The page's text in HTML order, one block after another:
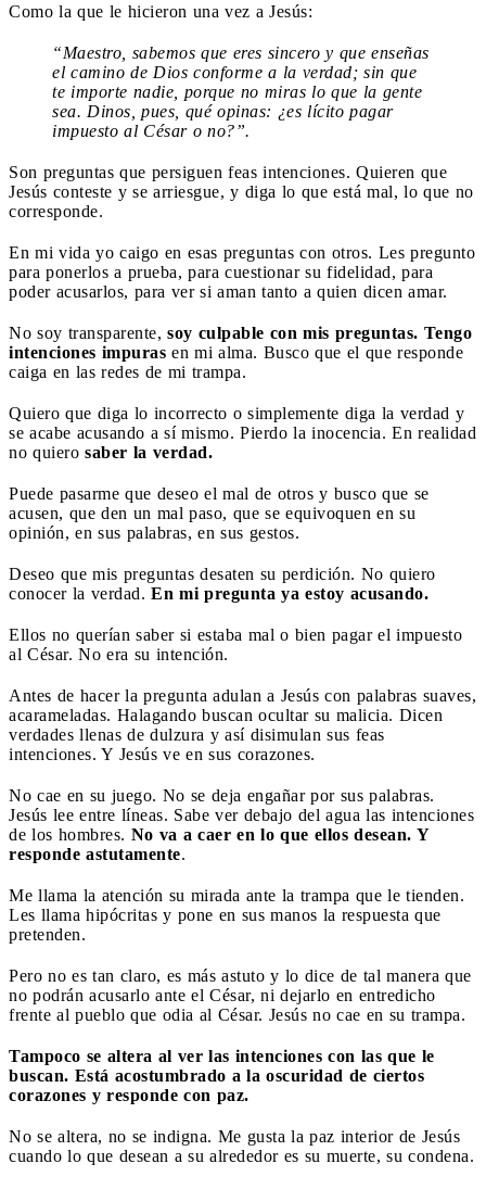
Como la que le hicieron una vez a Jesús:
“Maestro, sabemos que eres sincero y que enseñas
el camino de Dios conforme a la verdad; sin que
te importe nadie, porque no miras lo que la gente
sea. Dinos, pues, qué opinas: ¿es lícito pagar
impuesto al César o no?”.
Son preguntas que persiguen feas intenciones. Quieren que
Jesús conteste y se arriesgue, y diga lo que está mal, lo que no
corresponde.
En mi vida yo caigo en esas preguntas con otros. Les pregunto
para ponerlos a prueba, para cuestionar su fidelidad, para
poder acusarlos, para ver si aman tanto a quien dicen amar.
No soy transparente, soy culpable con mis preguntas. Tengo
intenciones impuras en mi alma. Busco que el que responde
caiga en las redes de mi trampa.
Quiero que diga lo incorrecto o simplemente diga la verdad y
se acabe acusando a sí mismo. Pierdo la inocencia. En realidad
no quiero saber la verdad.
Puede pasarme que deseo el mal de otros y busco que se
acusen, que den un mal paso, que se equivoquen en su
opinión, en sus palabras, en sus gestos.
Deseo que mis preguntas desaten su perdición. No quiero
conocer la verdad. En mi pregunta ya estoy acusando.
Ellos no querían saber si estaba mal o bien pagar el impuesto
al César. No era su intención.
Antes de hacer la pregunta adulan a Jesús con palabras suaves,
acarameladas. Halagando buscan ocultar su malicia. Dicen
verdades llenas de dulzura y así disimulan sus feas
intenciones. Y Jesús ve en sus corazones.
No cae en su juego. No se deja engañar por sus palabras.
Jesús lee entre líneas. Sabe ver debajo del agua las intenciones
de los hombres. No va a caer en lo que ellos desean. Y
responde astutamente.
Me llama la atención su mirada ante la trampa que le tienden.
Les llama hipócritas y pone en sus manos la respuesta que
pretenden.
Pero no es tan claro, es más astuto y lo dice de tal manera que
no podrán acusarlo ante el César, ni dejarlo en entredicho
frente al pueblo que odia al César. Jesús no cae en su trampa.
Tampoco se altera al ver las intenciones con las que le
buscan. Está acostumbrado a la oscuridad de ciertos
corazones y responde con paz.
No se altera, no se indigna. Me gusta la paz interior de Jesús
cuando lo que desean a su alrededor es su muerte, su condena.